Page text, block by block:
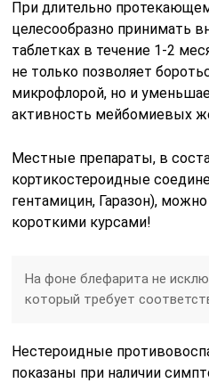
При длительно
целесообразно принимать
таблетках в течение 1-2
не только позволяет
микрофлорой, но и
активность мейбомиевых
Местные препараты, в
кортикостероидные
гентамицин, Гаразон),
короткими курсами!
На фоне блефарита не
который требует
Нестероидные
показаны при наличии